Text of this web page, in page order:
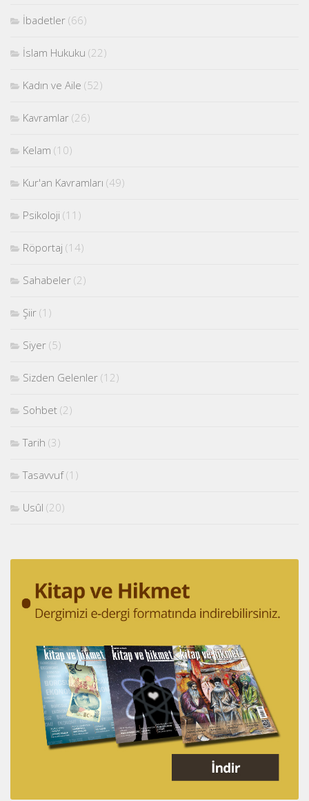
İbadetler (66)
İslam Hukuku (22)
Kadın ve Aile (52)
Kavramlar (26)
Kelam (10)
Kur'an Kavramları (49)
Psikoloji (11)
Röportaj (14)
Sahabeler (2)
Şiir (1)
Siyer (5)
Sizden Gelenler (12)
Sohbet (2)
Tarih (3)
Tasavvuf(1)
Usûl (20)